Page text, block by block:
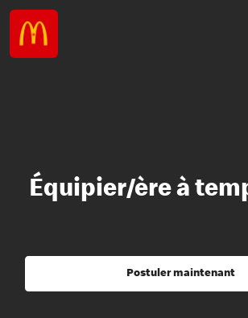
Équipier/ère à
Postuler maintenant